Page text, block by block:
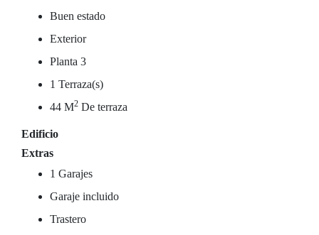
Buen estado
Exterior
Planta 3
1 Terraza(s)
44 M2 De terraza
Edificio
Extras
1 Garajes
Garaje incluido
Trastero